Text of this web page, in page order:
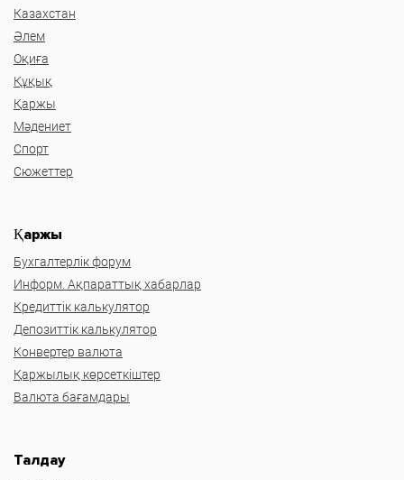
Казахстан
Әлем
Оқиға
Құқық
Қаржы
Мәдениет
Спорт
Сюжеттер
Қаржы
Бухгалтерлік форум
Информ. Ақпараттық хабарлар
Кредиттік калькулятор
Депозиттік калькулятор
Конвертер валюта
Қаржылық көрсеткіштер
Валюта бағамдары
Талдау